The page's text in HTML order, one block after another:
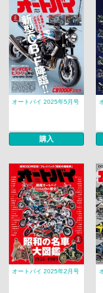
オートバイ 2025年5月号
購入
オートバイ 2025年2月号